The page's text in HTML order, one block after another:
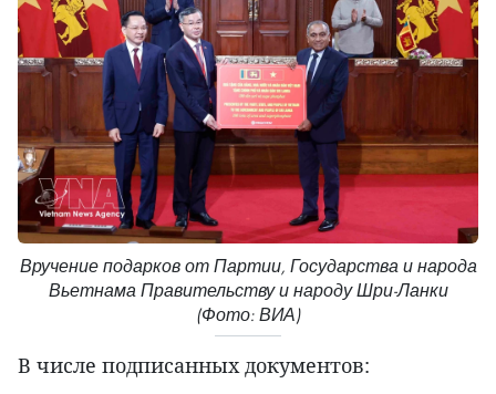
Вручение подарков от Партии, Государства и народа
Вьетнама Правительству и народу Шри-Ланки
(Фото: ВИА)
В числе подписанных документов: